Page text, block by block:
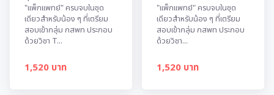
"แพ็กแพทย์" ครบจบในชุด
เดียวสำหรับน้อง ๆ ที่เตรียม
สอบเข้ากลุ่ม กสพท ประกอบ
ด้วยวิชา T...
1,520 บาท
"แพ็กแพทย์" ครบจบในชุด
เดียวสำหรับน้อง ๆ ที่เตรียม
สอบเข้ากลุ่ม กสพท ประกอบ
ด้วยวิชา...
1,520 บาท